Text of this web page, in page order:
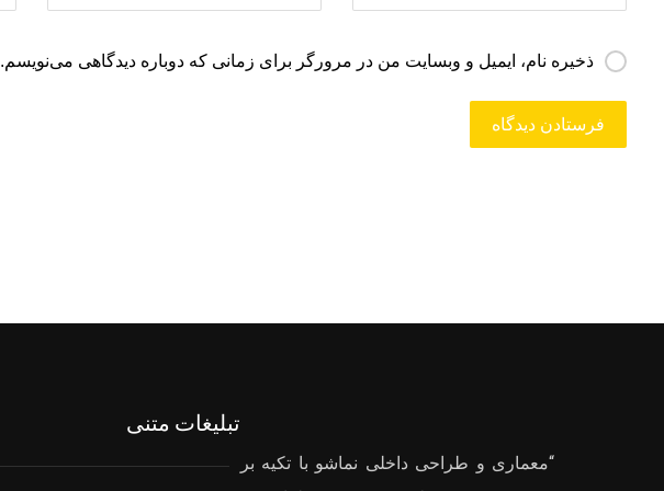
ذخیره نام، ایمیل و وبسایت من در مرورگر برای زمانی که دوباره دیدگاهی می‌نویسم.
“معماری و طراحی داخلی نماشو با تکیه بر
تبلیغات متنی